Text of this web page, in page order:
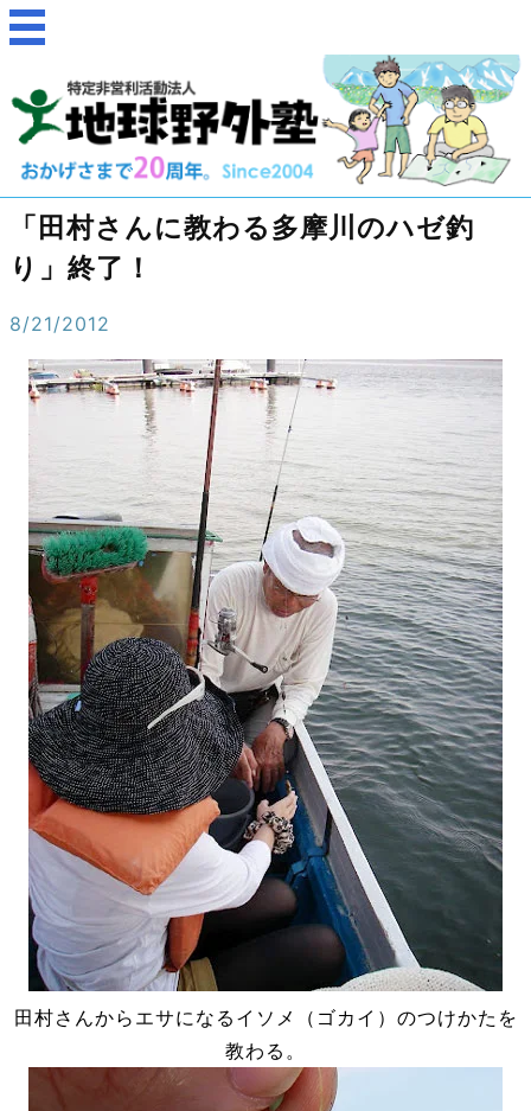
「田村さんに教わる多摩川のハゼ釣
り」終了！
8/21/2012
田村さんからエサになるイソメ（ゴカイ）のつけかたを
教わる。